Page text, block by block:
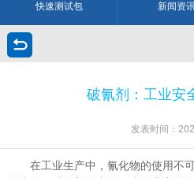
快速测试包 新闻资
破氰剂：工业安
发表时间：
在工业生产中，氰化物的使用不